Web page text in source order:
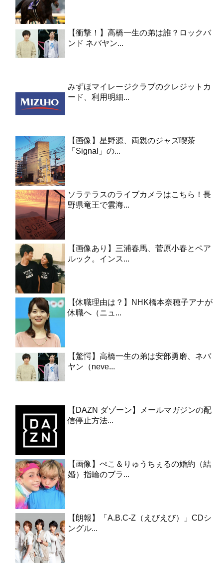
【衝撃！】高橋一生の弟は誰？ロックバ
ンド ネバヤン...
みずほマイレージクラブのクレジットカ
ード、利用明細...
【画像】星野源、両親のジャズ喫茶
「Signal」の...
ソラテラスのライブカメラはこちら！長
野県竜王で雲海...
【画像あり】三浦春馬、菅原小春とペア
ルック。インス...
【休職理由は？】NHK橋本奈穂子アナが
休職へ（ニュ...
【驚愕】高橋一生の弟は安部勇磨、ネバ
ヤン（neve...
【DAZN ダゾーン】メールマガジンの配
信停止方法...
【画像】ぺこ＆りゅうちぇるの婚約（結
婚）指輪のブラ...
【朗報】「A.B.C-Z（えびえび）」CDシ
ングル...